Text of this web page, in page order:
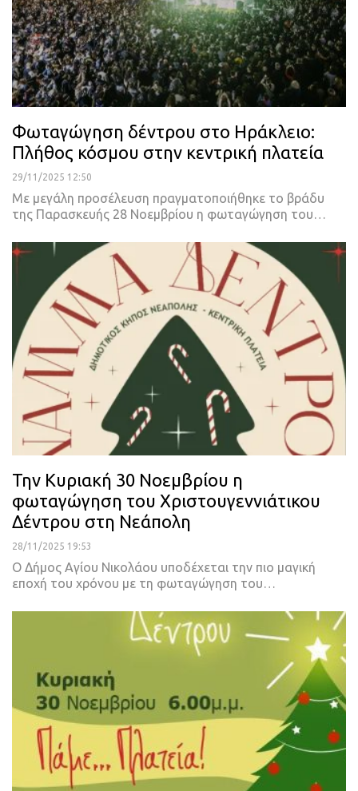
Φωταγώγηση δέντρου στο Ηράκλειο:
Πλήθος κόσμου στην κεντρική πλατεία
29/11/2025 12:50
Με μεγάλη προσέλευση πραγματοποιήθηκε το βράδυ
της Παρασκευής 28 Νοεμβρίου η φωταγώγηση του…
Την Κυριακή 30 Νοεμβρίου η
φωταγώγηση του Χριστουγεννιάτικου
Δέντρου στη Νεάπολη
28/11/2025 19:53
Ο Δήμος Αγίου Νικολάου υποδέχεται την πιο μαγική
εποχή του χρόνου με τη φωταγώγηση του…